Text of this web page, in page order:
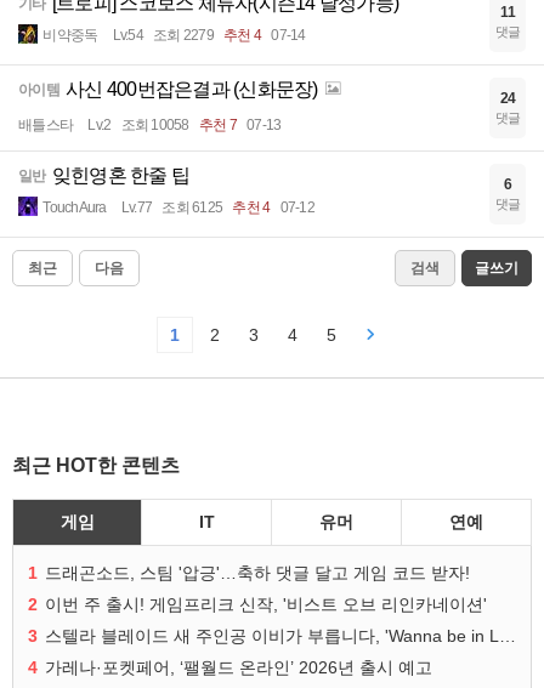
기타
비약중독 Lv.54 조회 2279 추천 4 07-14
11
댓글
아이템 사신 400번잡은결과 (신화문장)
배틀스타 Lv.2 조회 10058 추천 7 07-13
24
댓글
일반 잊힌영혼 한줄 팁
TouchAura Lv.77 조회 6125 추천 4 07-12
6
댓글
최근 다음 검색 글쓰기
1 2 3 4 5
최근 HOT한 콘텐츠
게임 IT 유머 연예
1 드래곤소드, 스팀 '압긍'…축하 댓글 달고 게임 코드 받자!
2 이번 주 출시! 게임프리크 신작, '비스트 오브 리인카네이션'
3
4 가레나·포켓페어, ‘팰월드 온라인’ 2026년 출시 예고